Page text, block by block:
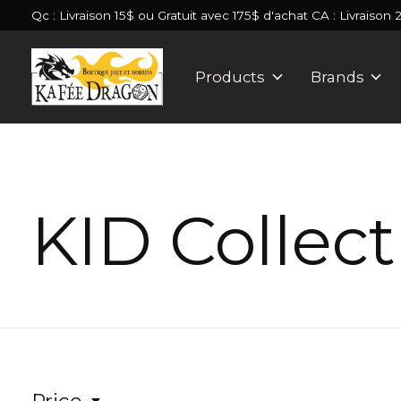
Qc : Livraison 15$ ou Gratuit avec 175$ d'achat CA : Livraison
Products Brands
KID